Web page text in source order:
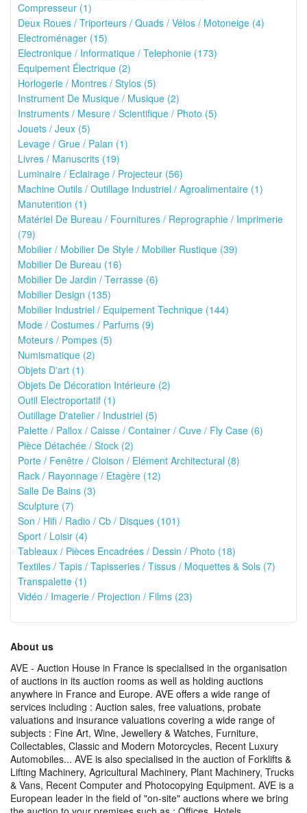
Compresseur (1)
Deux Roues / Triporteurs / Quads / Vélos / Motoneige (4)
Electroménager (15)
Electronique / Informatique / Telephonie (173)
Equipement Électrique (2)
Horlogerie / Montres / Stylos (5)
Instrument De Musique / Musique (2)
Instruments / Mesure / Scientifique / Photo (5)
Jouets / Jeux (5)
Levage / Grue / Palan (1)
Livres / Manuscrits (19)
Luminaire / Eclairage / Projecteur (56)
Machine Outils / Outillage Industriel / Agroalimentaire (1)
Manutention (1)
Matériel De Bureau / Fournitures / Reprographie / Imprimerie
(79)
Mobilier / Mobilier De Style / Mobilier Rustique (39)
Mobilier De Bureau (16)
Mobilier De Jardin / Terrasse (6)
Mobilier Design (135)
Mobilier Industriel / Equipement Technique (144)
Mode / Costumes / Parfums (9)
Moteurs / Pompes (5)
Numismatique (2)
Objets D'art (1)
Objets De Décoration Intérieure (2)
Outil Electroportatif (1)
Outillage D'atelier / Industriel (5)
Palette / Pallox / Caisse / Container / Cuve / Fly Case (6)
Pièce Détachée / Stock (2)
Porte / Fenêtre / Cloison / Elément Architectural (8)
Rack / Rayonnage / Etagère (12)
Salle De Bains (3)
Sculpture (7)
Son / Hifi / Radio / Cb / Disques (101)
Sport / Loisir (4)
Tableaux / Pièces Encadrées / Dessin / Photo (18)
Textiles / Tapis / Tapisseries / Tissus / Moquettes & Sols (7)
Transpalette (1)
Vidéo / Imagerie / Projection / Films (23)
About us
AVE - Auction House in France is specialised in the organisation
of auctions in its auction rooms as well as holding auctions
anywhere in France and Europe. AVE offers a wide range of
services including : Auction sales, free valuations, probate
valuations and insurance valuations covering a wide range of
subjects : Fine Art, Wine, Jewellery & Watches, Furniture,
Collectables, Classic and Modern Motorcycles, Recent Luxury
Automobiles... AVE is also specialised in the auction of Forklifts &
Lifting Machinery, Agricultural Machinery, Plant Machinery, Trucks
& Vans, Recent Computer and Photocopying Equipment. AVE is a
European leader in the field of "on-site" auctions where we bring